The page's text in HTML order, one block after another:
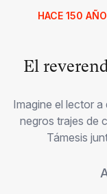
HACE 150
El
Imagine el lector
negros trajes de
Támesis